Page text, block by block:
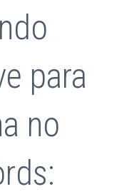
para
no